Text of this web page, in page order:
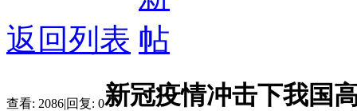
返回列表
查看: 2086|回复: 0新冠疫情冲击下我国